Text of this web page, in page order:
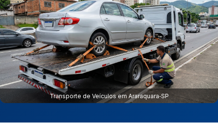
Transporte de Veículos em Araraquara‑SP